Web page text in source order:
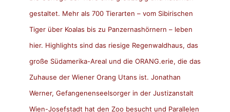
gestaltet. Mehr als 700 Tierarten – vom Sibirischen
Tiger über Koalas bis zu Panzernashörnern – leben
hier. Highlights sind das riesige Regenwaldhaus, das
große Südamerika-Areal und die ORANG.erie, die das
Zuhause der Wiener Orang Utans ist. Jonathan
Werner, Gefangenenseelsorger in der Justizanstalt
Wien-Josefstadt hat den Zoo besucht und Parallelen